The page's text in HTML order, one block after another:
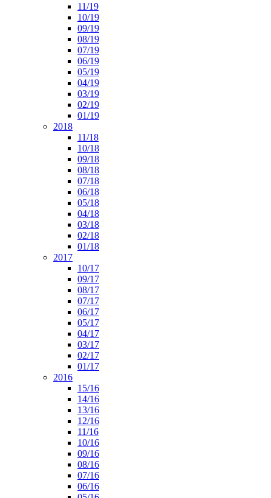
11/19
10/19
09/19
08/19
07/19
06/19
05/19
04/19
03/19
02/19
01/19
2018
11/18
10/18
09/18
08/18
07/18
06/18
05/18
04/18
03/18
02/18
01/18
2017
10/17
09/17
08/17
07/17
06/17
05/17
04/17
03/17
02/17
01/17
2016
15/16
14/16
13/16
12/16
11/16
10/16
09/16
08/16
07/16
06/16